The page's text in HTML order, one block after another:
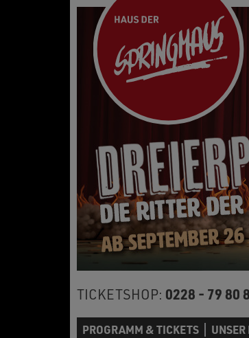
TICKETSHOP: 0228 - 79 80
PROGRAMM & TICKETS